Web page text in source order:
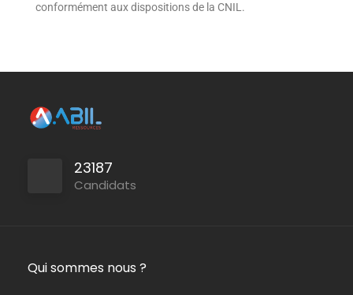
conformément aux dispositions de la CNIL.
23187
Candidats
Qui sommes nous ?